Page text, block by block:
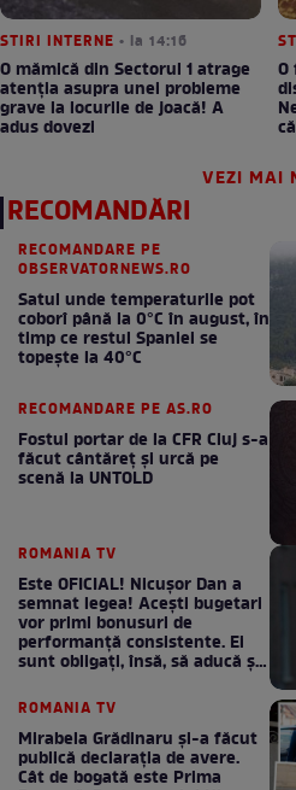
STIRI INTERNE • la 14:16
O mămică din Sectorul 1 atrage
atenția asupra unei probleme
grave la locurile de joacă! A
adus dovezi
VEZI MAI
RECOMANDĂRI
RECOMANDARE PE
OBSERVATORNEWS.RO
Satul unde temperaturile pot
coborî până la 0°C în august, în
timp ce restul Spaniei se
topește la 40°C
RECOMANDARE PE AS.RO
Fostul portar de la CFR Cluj s-a
făcut cântăreţ şi urcă pe
scenă la UNTOLD
ROMANIA TV
Este OFICIAL! Nicușor Dan a
semnat legea! Acești bugetari
vor primi bonusuri de
performanță consistente. Ei
sunt obligați, însă, să aducă și
ROMANIA TV
Mirabela Grădinaru și-a făcut
publică declarația de avere.
Cât de bogată este Prima